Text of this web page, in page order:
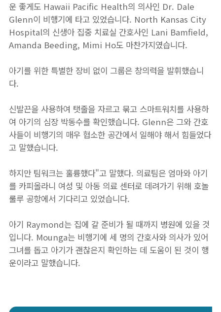
운 좋게도 Hawaii Pacific Health의 의사인 Dr. Dale
Glenn이 비행기에 타고 있었습니다. North Kansas City
Hospital의 신생아 집중 치료실 간호사인 Lani Bamfield,
Amanda Beeding, Mimi Ho도 마찬가지였습니다.
아기를 위한 특별한 장비 없이 그룹은 창의력을 발휘했습니
다.
신발끈을 사용하여 탯줄을 자르고 묶고 스마트워치를 사용하
여 아기의 심장 박동수를 확인했습니다. Glenn은 그와 간호
사들이 비행기의 매우 협소한 공간에서 일해야 해서 힘들었다
고 말했습니다.
하지만 팀워크는 훌륭했다"고 말했다. 의료팀은 엄마와 아기
를 카피올라니 여성 및 아동 의료 센터로 데려가기 위해 호놀
룰루 공항에서 기다리고 있었습니다.
아기 Raymond는 집에 갈 준비가 될 때까지 병원에 있을 것
입니다. Mounga는 비행기에 세 명의 간호사와 의사가 있어
그녀를 돕고 아기가 괜찮은지 확인하는 데 도움이 된 것이 행
운이라고 말했습니다.